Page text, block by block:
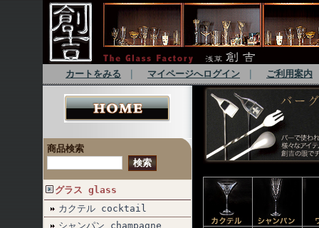
カートをみる マイページへログイン ご利用案内
商品検索
グラス glass
カクテル cocktail
シャンパン champagne